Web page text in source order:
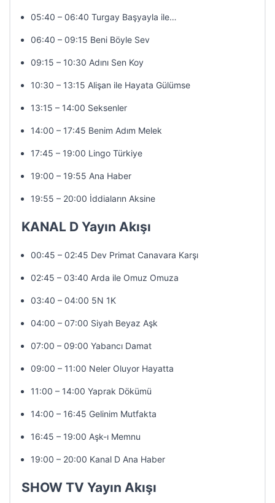
05:40 – 06:40 Turgay Başyayla ile…
06:40 – 09:15 Beni Böyle Sev
09:15 – 10:30 Adını Sen Koy
10:30 – 13:15 Alişan ile Hayata Gülümse
13:15 – 14:00 Seksenler
14:00 – 17:45 Benim Adım Melek
17:45 – 19:00 Lingo Türkiye
19:00 – 19:55 Ana Haber
19:55 – 20:00 İddiaların Aksine
KANAL D Yayın Akışı
00:45 – 02:45 Dev Primat Canavara Karşı
02:45 – 03:40 Arda ile Omuz Omuza
03:40 – 04:00 5N 1K
04:00 – 07:00 Siyah Beyaz Aşk
07:00 – 09:00 Yabancı Damat
09:00 – 11:00 Neler Oluyor Hayatta
11:00 – 14:00 Yaprak Dökümü
14:00 – 16:45 Gelinim Mutfakta
16:45 – 19:00 Aşk-ı Memnu
19:00 – 20:00 Kanal D Ana Haber
SHOW TV Yayın Akışı